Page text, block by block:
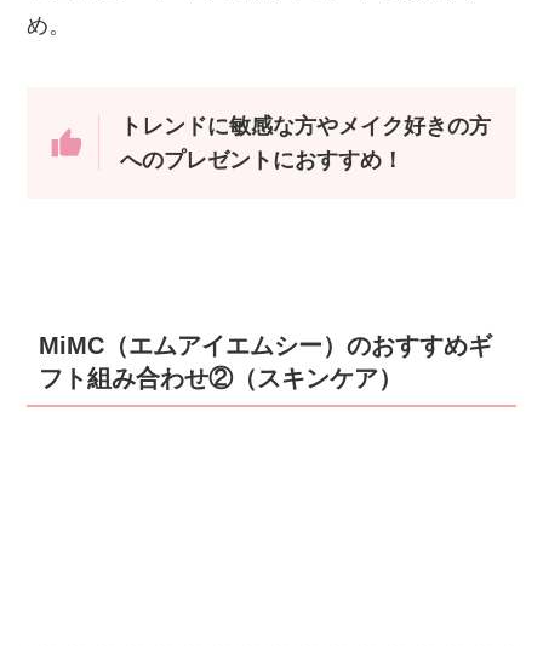
め。
トレンドに敏感な方やメイク好きの方
へのプレゼントにおすすめ！
MiMC（エムアイエムシー）のおすすめギ
フト組み合わせ②（スキンケア）